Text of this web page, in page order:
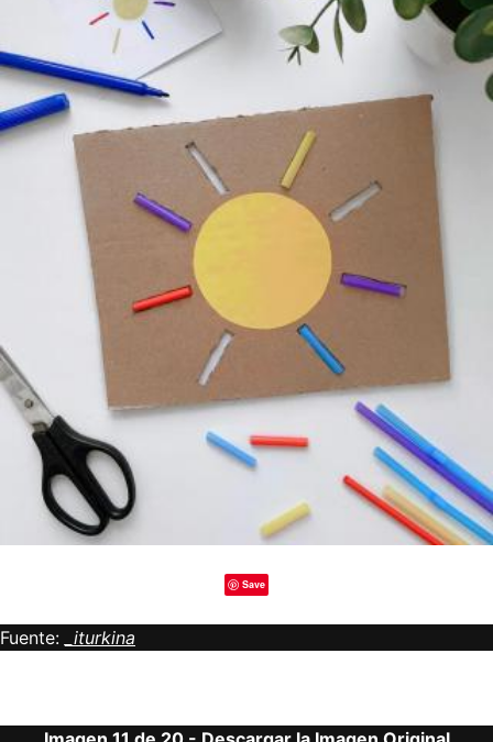
Save
Fuente: _iturkina